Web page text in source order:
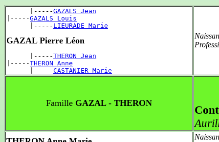
      |-----
GAZALS Jean
|-----GAZALS Louis
      |-----
LIEURADE Marie
GAZAL Pierre Léon
      |-----
THERON Jean
|-----THERON Anne
      |-----
CASTANIER Marie
Famille GAZAL - THERON